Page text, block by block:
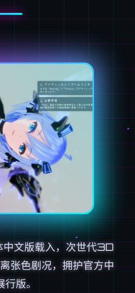
文版载入，次世代3D
张色剧况，拥护官方中
版。